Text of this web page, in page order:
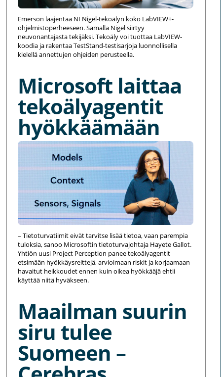
Emerson laajentaa NI Nigel-tekoälyn koko LabVIEW+-
ohjelmistoperheeseen. Samalla Nigel siirtyy
neuvonantajasta tekijäksi. Tekoäly voi tuottaa LabVIEW-
koodia ja rakentaa TestStand-testisarjoja luonnollisella
kielellä annettujen ohjeiden perusteella.
Microsoft laittaa
tekoälyagentit
hyökkäämään
– Tietoturvatiimit eivät tarvitse lisää tietoa, vaan parempia
tuloksia, sanoo Microsoftin tietoturvajohtaja Hayete Gallot.
Yhtiön uusi Project Perception panee tekoälyagentit
etsimään hyökkäysreittejä, arvioimaan riskit ja korjaamaan
havaitut heikkoudet ennen kuin oikea hyökkääjä ehtii
käyttää niitä hyväkseen.
Maailman suurin
siru tulee
Suomeen –